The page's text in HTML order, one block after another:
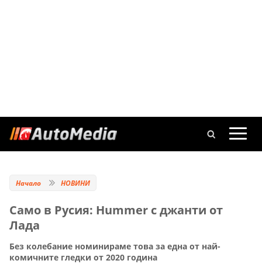
Начало НОВИНИ
Само в Русия: Hummer с джанти от
Лада
Без колебание номинираме това за една от най-
комичните гледки от 2020 година